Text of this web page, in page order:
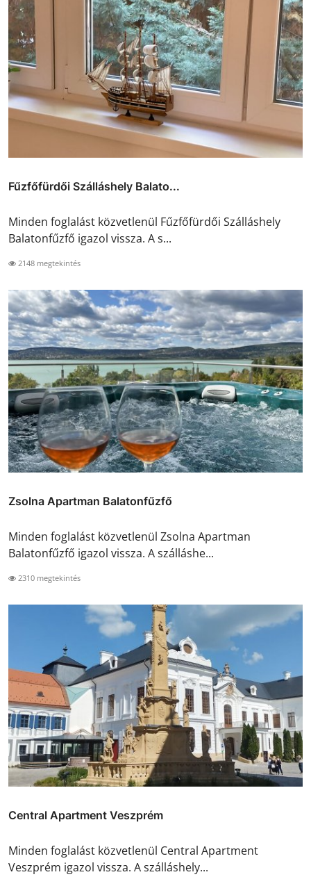
Fűzfőfürdői Szálláshely Balato...
Minden foglalást közvetlenül Fűzfőfürdői Szálláshely
Balatonfűzfő igazol vissza. A s...
2148 megtekintés
Zsolna Apartman Balatonfűzfő
Minden foglalást közvetlenül Zsolna Apartman
Balatonfűzfő igazol vissza. A szálláshe...
2310 megtekintés
Central Apartment Veszprém
Minden foglalást közvetlenül Central Apartment
Veszprém igazol vissza. A szálláshely...